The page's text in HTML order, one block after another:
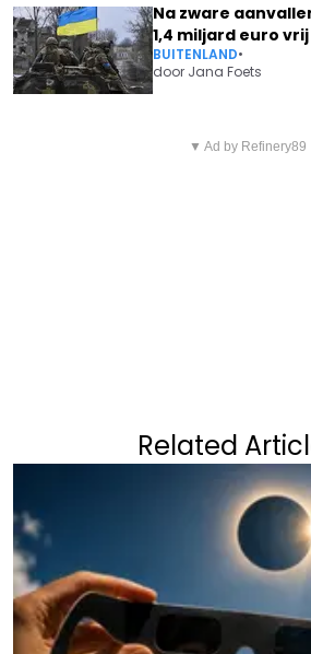
Na zware
1,4 miljard euro
BUITENLAND•
door Jana Foets
TOT 42% KORTING:
▼ Ad by Refinery89
Related